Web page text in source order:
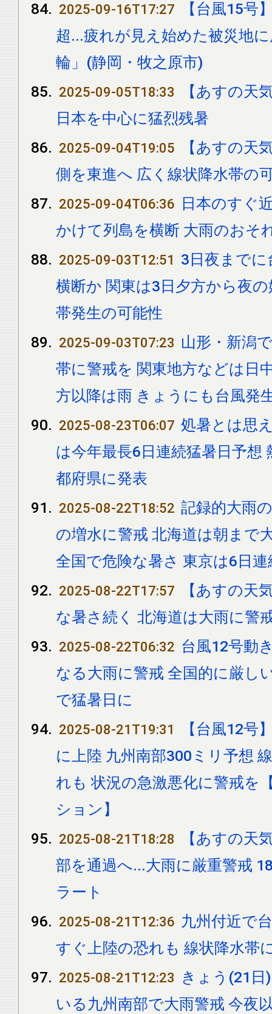
2025-09-16T17:27
【台風15号
超...疲れが見え始めた被災地
輪」(静岡・牧之原市)
2025-09-05T18:33
【あすの天
日本を中心に猛烈残暑
2025-09-04T19:05
【あすの天
側を東進へ 広く線状降水帯の
2025-09-04T06:36
日本のすぐ
かけて列島を横断 大雨のおそ
2025-09-03T12:51 3日夜までに
横断か 関東は3日夕方から夜
帯発生の可能性
2025-09-03T07:23 山形・新潟
帯に警戒を 関東地方などは日
方以降は雨 きょうにも台風発
2025-08-23T06:07 処暑とは思
は今年最長6日連続猛暑日予想
都府県に発表
2025-08-22T18:52 記録的大雨
の増水に警戒 北海道は朝まで
全国で危険な暑さ 東京は6日
2025-08-22T17:57
【あすの天
な暑さ続く 北海道は大雨に警
2025-08-22T06:32 台風12号動
なる大雨に警戒 全国的に厳し
で猛暑日に
2025-08-21T19:31
【台風12号
に上陸 九州南部300ミリ予想
れも 状況の急激悪化に警戒を
ション】
2025-08-21T18:28
【あすの天
部を通過へ...大雨に厳重警戒
ラート
2025-08-21T12:36 九州付近で
すぐ上陸の恐れも 線状降水帯
2025-08-21T12:23 きょう(21日
いる九州南部で大雨警戒 今夜